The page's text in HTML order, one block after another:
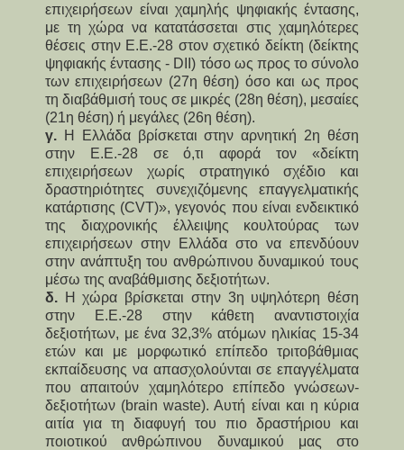
επιχειρήσεων είναι χαμηλής ψηφιακής έντασης,
με τη χώρα να κατατάσσεται στις χαμηλότερες
θέσεις στην Ε.Ε.-28 στον σχετικό δείκτη (δείκτης
ψηφιακής έντασης - DII) τόσο ως προς το σύνολο
των επιχειρήσεων (27η θέση) όσο και ως προς
τη διαβάθμισή τους σε μικρές (28η θέση), μεσαίες
(21η θέση) ή μεγάλες (26η θέση).
γ. Η Ελλάδα βρίσκεται στην αρνητική 2η θέση
στην Ε.Ε.-28 σε ό,τι αφορά τον «δείκτη
επιχειρήσεων χωρίς στρατηγικό σχέδιο και
δραστηριότητες συνεχιζόμενης επαγγελματικής
κατάρτισης (CVT)», γεγονός που είναι ενδεικτικό
της διαχρονικής έλλειψης κουλτούρας των
επιχειρήσεων στην Ελλάδα στο να επενδύουν
στην ανάπτυξη του ανθρώπινου δυναμικού τους
μέσω της αναβάθμισης δεξιοτήτων.
δ. Η χώρα βρίσκεται στην 3η υψηλότερη θέση
στην Ε.Ε.-28 στην κάθετη αναντιστοιχία
δεξιοτήτων, με ένα 32,3% ατόμων ηλικίας 15-34
ετών και με μορφωτικό επίπεδο τριτοβάθμιας
εκπαίδευσης να απασχολούνται σε επαγγέλματα
που απαιτούν χαμηλότερο επίπεδο γνώσεων-
δεξιοτήτων (brain waste). Αυτή είναι και η κύρια
αιτία για τη διαφυγή του πιο δραστήριου και
ποιοτικού ανθρώπινου δυναμικού μας στο